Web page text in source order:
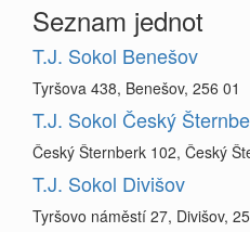
Seznam jednot
T.J. Sokol Benešov
Tyršova 438, Benešov, 256 01
T.J. Sokol Český
Český Šternberk 102, Český
T.J. Sokol Divišov
Tyršovo náměstí 27, Divišov,